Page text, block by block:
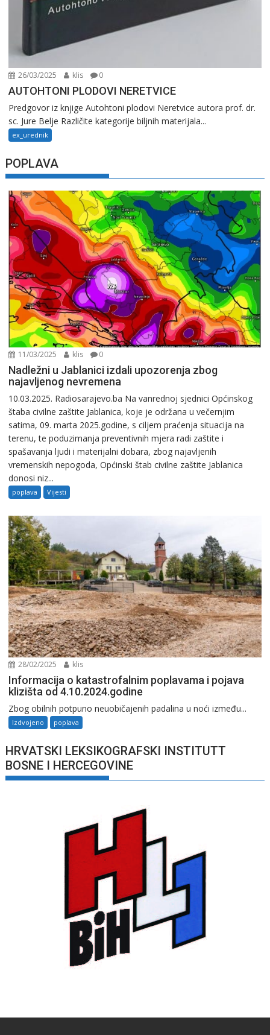
26/03/2025 klis 0
AUTOHTONI PLODOVI NERETVICE
Predgovor iz knjige Autohtoni plodovi Neretvice autora prof. dr.
sc. Jure Belje Različite kategorije biljnih materijala...
ex_urednik
POPLAVA
11/03/2025 klis 0
Nadležni u Jablanici izdali upozorenja zbog
najavljenog nevremena
10.03.2025. Radiosarajevo.ba Na vanrednoj sjednici Općinskog
štaba civilne zaštite Jablanica, koje je održana u večernjim
satima, 09. marta 2025.godine, s ciljem praćenja situacija na
terenu, te poduzimanja preventivnih mjera radi zaštite i
spašavanja ljudi i materijalni dobara, zbog najavljenih
vremenskih nepogoda, Općinski štab civilne zaštite Jablanica
donosi niz...
poplava Vijesti
28/02/2025 klis
Informacija o katastrofalnim poplavama i pojava
klizišta od 4.10.2024.godine
Zbog obilnih potpuno neuobičajenih padalina u noći između...
Izdvojeno poplava
HRVATSKI LEKSIKOGRAFSKI INSTITUTT
BOSNE I HERCEGOVINE